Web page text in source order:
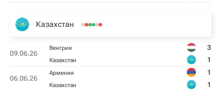
Казахстан
09.06.26
Венгрия 3
Казахстан 1
06.06.26
Армения 1
Казахстан 1